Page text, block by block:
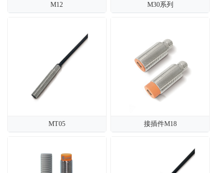
M12 M30系列
MT05 接插件M18